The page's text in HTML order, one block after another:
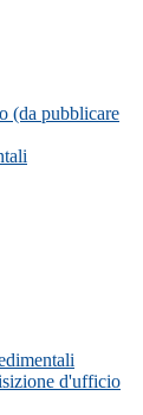
(da pubblicare
d'ufficio